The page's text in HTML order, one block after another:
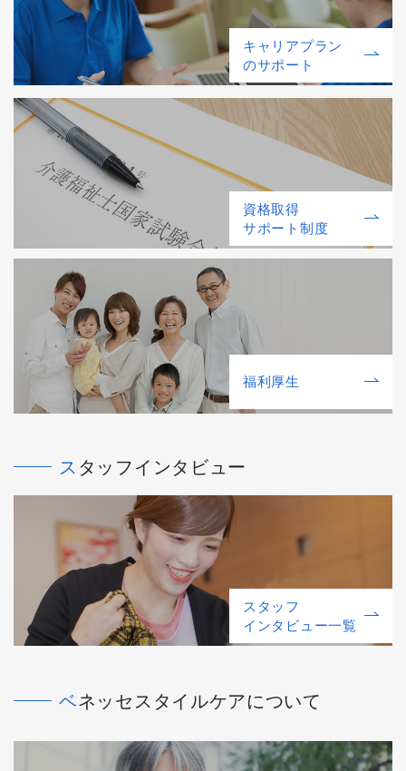
キャリアプラン
のサポート
資格取得
サポート制度
福利厚⽣
スタッフインタビュー
スタッフ
インタビュー一覧
ベネッセスタイルケアについて